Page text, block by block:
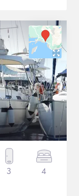
3 4